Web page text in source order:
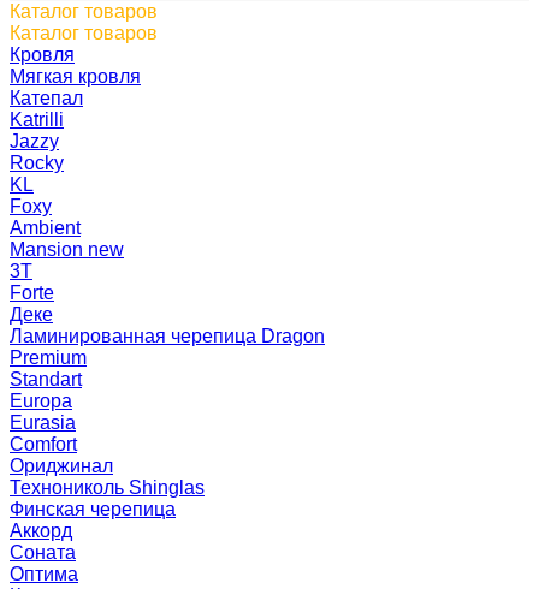
Каталог товаров
Каталог товаров
Кровля
Мягкая кровля
Катепал
Katrilli
Jazzy
Rocky
KL
Foxy
Ambient
Mansion new
3Т
Forte
Деке
Ламинированная черепица Dragon
Premium
Standart
Europa
Eurasia
Comfort
Ориджинал
Технониколь Shinglas
Финская черепица
Аккорд
Соната
Оптима